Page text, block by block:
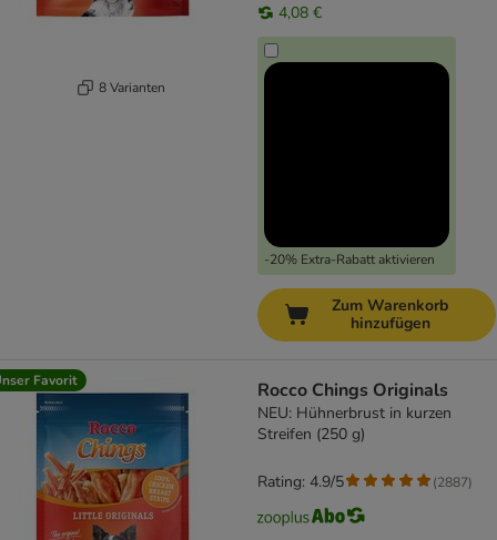
8 Varianten
4,08 €
-20% Extra-Rabatt aktivieren
Zum Warenkorb
hinzufügen
Favorit Rocco Chings Originals
NEU: Hühnerbrust in kurzen
Streifen (250 g)
Rating: 4.9/5 (2887)